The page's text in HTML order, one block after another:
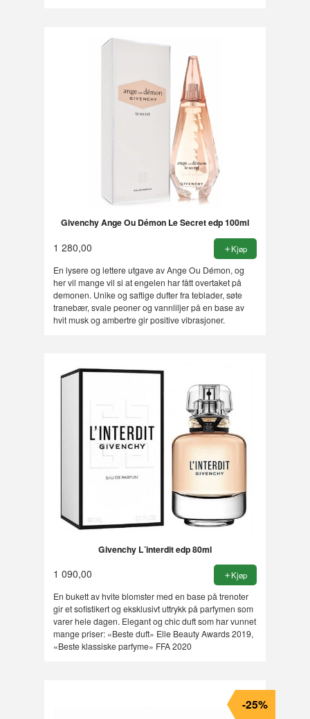
Givenchy Ange Ou Démon Le Secret edp 100ml
1 280,00 Kjøp
En lysere og lettere utgave av Ange Ou Démon, og
her vil mange vil si at engelen har fått overtaket på
demonen. Unike og saftige dufter fra teblader, søte
tranebær, svale peoner og vannliljer på en base av
hvit musk og ambertre gir positive vibrasjoner.
Givenchy L´interdit edp 80ml
1 090,00 Kjøp
En bukett av hvite blomster med en base på trenoter
gir et sofistikert og eksklusivt uttrykk på parfymen som
varer hele dagen. Elegant og chic duft som har vunnet
mange priser: «Beste duft» Elle Beauty Awards 2019,
«Beste klassiske parfyme» FFA 2020
-25%